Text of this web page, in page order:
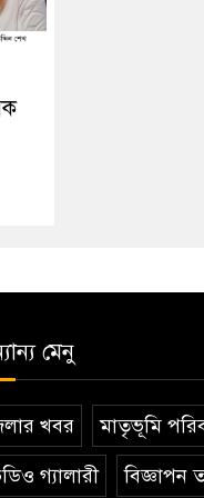
মেনু
খবর মাতৃভূমি
গ্যালারী বিজ্ঞাপন